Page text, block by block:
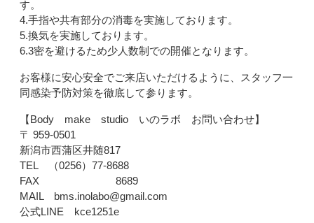
す。
4.手指や共有部分の消毒を実施しております。
5.換気を実施しております。
6.3密を避けるため少人数制での開催となります。
お客様に安心安全でご来店いただけるように、スタッフ一
同感染予防対策を徹底して参ります。
【Body make studio いのラボ お問い合わせ】
〒 959-0501
新潟市西蒲区井随817
TEL （0256）77-8688
FAX 8689
MAIL bms.inolabo@gmail.com
公式LINE kce1251e